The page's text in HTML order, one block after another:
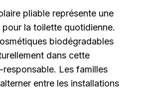
pliable représente une
la toilette quotidienne.
biodégradables
dans cette
Les familles
entre les installations